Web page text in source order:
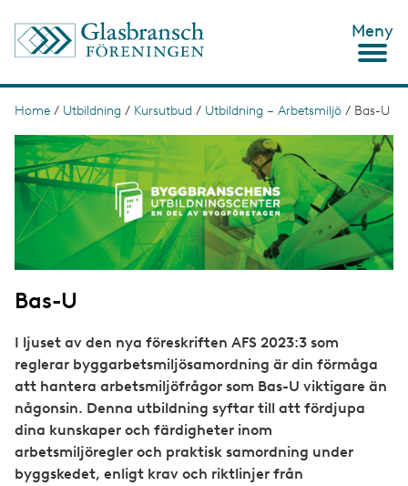
Meny
B
r
e
a
d
c
u
m
b
Home / Utbildning / Kursutbud / Utbildning – Arbetsmiljö / Bas-U
I
m
a
g
Bas-U
I ljuset av den nya föreskriften AFS 2023:3 som
reglerar byggarbetsmiljösamordning är din förmåga
att hantera arbetsmiljöfrågor som Bas-U viktigare än
någonsin. Denna utbildning syftar till att fördjupa
dina kunskaper och färdigheter inom
arbetsmiljöregler och praktisk samordning under
byggskedet, enligt krav och riktlinjer från